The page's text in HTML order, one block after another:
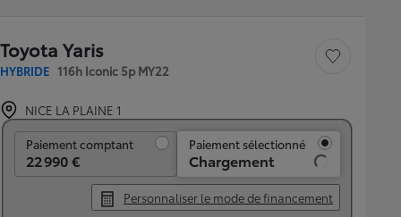
Toyota Yaris
HYBRIDE 116h Iconic 5p MY22
Sauvegarder le
NICE LA PLAINE 1
Paiement comptant
22 990 €
Paiement sélectionné
Chargement
Personnaliser le mode de financement